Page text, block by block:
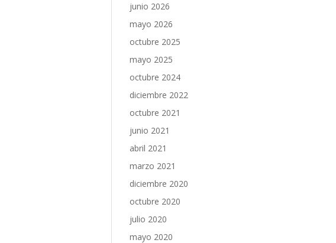
junio 2026
mayo 2026
octubre 2025
mayo 2025
octubre 2024
diciembre 2022
octubre 2021
junio 2021
abril 2021
marzo 2021
diciembre 2020
octubre 2020
julio 2020
mayo 2020